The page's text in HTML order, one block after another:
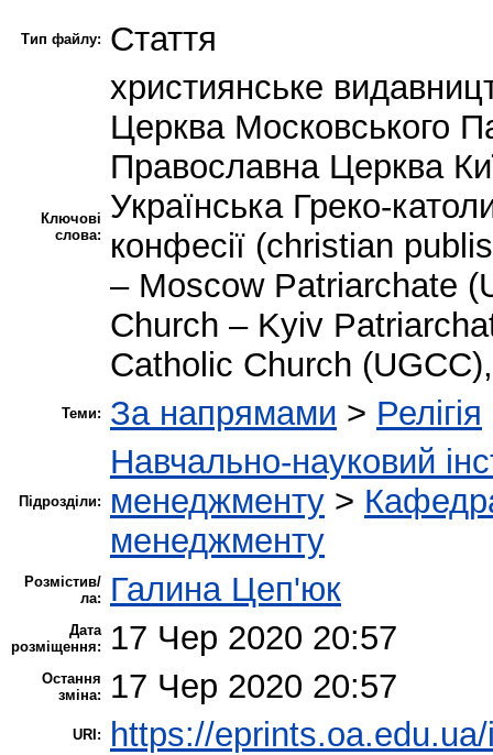
Тип файлу: Стаття
Ключові
слова:
християнське
Церква Московського
Православна Церква
Українська Греко-
конфесії (сhristian
– Moscow Patriarchate
Church – Kyiv
Catholic Church
Теми: За напрямами > Релігія
Підрозділи:
Навчально-науковий
менеджменту >
менеджменту
Розмістив/
ла:
Галина Цеп'юк
Дата
розміщення:
17 Чер 2020 20:57
Остання
зміна:
17 Чер 2020 20:57
URI: https://